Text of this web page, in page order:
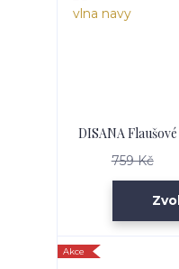
DISANA
759 Kč
Akce